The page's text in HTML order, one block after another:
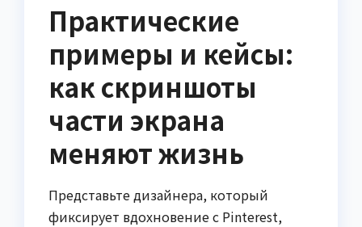
Практические
примеры и кейсы:
как скриншоты
части экрана
меняют жизнь
Представьте дизайнера, который
фиксирует вдохновение с Pinterest,